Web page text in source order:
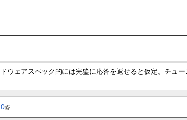
ウェアスペック的には完璧に応答を返せると仮定。チュ